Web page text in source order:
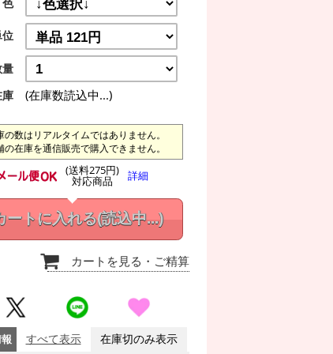
色
(在庫数読込中...)
の数はリアルタイムではありません。
の在庫を通信販売で購入できません。
(送料275円)
対応商品 詳細
ートに入れる(読込中...)
カートを見る ・ご精算
すべて表示 在庫切のみ表示